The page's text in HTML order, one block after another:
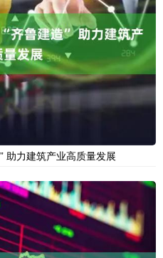
助力建筑产业高质量发展